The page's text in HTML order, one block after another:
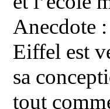
Anecdote
Eiffel est
sa
tout